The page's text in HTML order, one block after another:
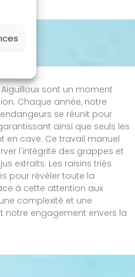
sont un moment
Chaque année, notre
se réunit pour
ainsi que seuls les
en cave. Ce travail manuel
l'intégrité des grappes et
extraits. Les raisins triés
pour révéler toute la
à cette attention aux
complexité et une
notre engagement envers la